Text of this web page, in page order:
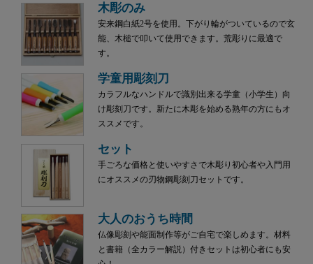
木彫のみ
安来鋼白紙2号を使用。下がり輪がついているので玄
能、木槌で叩いて使用できます。荒彫りに最適で
す。
学童用彫刻刀
カラフルなハンドルで識別出来る学童（小学生）向
け彫刻刀です。新たに木彫を始める熟年の方にもオ
ススメです。
セット
手ごろな価格と使いやすさで木彫り初心者や入門用
にオススメの刃物鋼彫刻刀セットです。
大人のおうち時間
仏像彫刻や能面制作等がご自宅で楽しめます。材料
と書籍（全カラー解説）付きセットは初心者にも安